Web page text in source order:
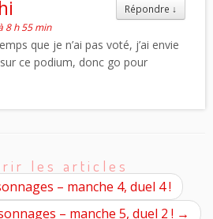
Répondre ↓
8 h 55 min
que je n’ai pas voté, j’ai envie
ce podium, donc go pour
les articles
– manche 4, duel 4 !
– manche 5, duel 2 ! →